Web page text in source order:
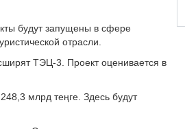
будут запущены в сфере
отрасли.
ТЭЦ-3. Проект оценивается в
млрд теңге. Здесь будут